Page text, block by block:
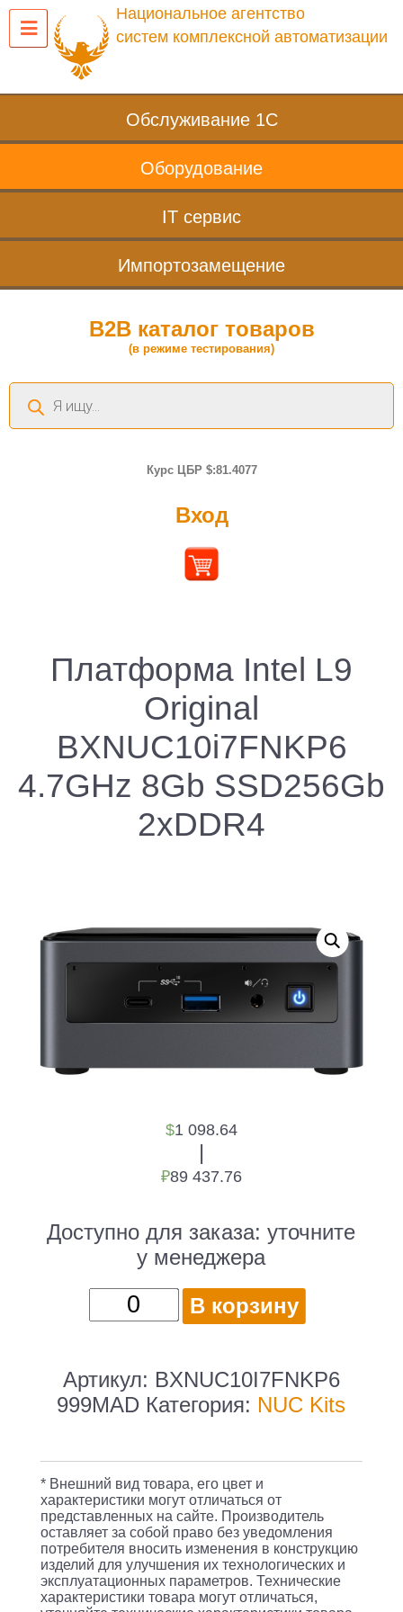
Национальное агентство
систем комплексной автоматизации
Обслуживание 1С
Оборудование
IT сервис
Импортозамещение
B2B каталог товаров
(в режиме тестирования)
Поиск
товаров
Курс ЦБР $:81.4077
Вход
Платформа Intel L9
Original
BXNUC10i7FNKP6
4.7GHz 8Gb SSD256Gb
2xDDR4
$1 098.64
|
₽89 437.76
Доступно для заказа:уточните
у менеджера
Количество
товара
Intel
L9
4.7GHz
8Gb
SSD256Gb
2xDDR4
В корзину
Артикул: BXNUC10I7FNKP6
999MAD Категория: NUC Kits
* Внешний вид товара, его цвет и
характеристики могут отличаться от
представленных на сайте. Производитель
оставляет за собой право без уведомления
потребителя вносить изменения в конструкцию
изделий для улучшения их технологических и
эксплуатационных параметров. Технические
характеристики товара могут отличаться,